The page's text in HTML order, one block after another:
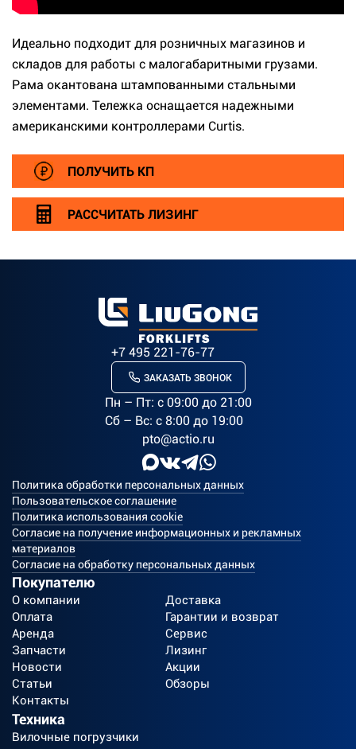
Идеально подходит для розничных магазинов и
складов для работы с малогабаритными грузами.
Рама окантована штампованными стальными
элементами. Тележка оснащается надежными
американскими контроллерами Curtis.
ПОЛУЧИТЬ КП
РАССЧИТАТЬ ЛИЗИНГ
+7 495 221-76-77
ЗАКАЗАТЬ ЗВОНОК
Пн – Пт: c 09:00 до 21:00
Сб – Вс: с 8:00 до 19:00
pto@actio.ru
Политика обработки персональных данных
Пользовательское соглашение
Политика использования cookie
Согласие на получение информационных и рекламных
материалов
Согласие на обработку персональных данных
Покупателю
О компании
Доставка
Оплата
Гарантии и возврат
Аренда
Сервис
Запчасти
Лизинг
Новости
Акции
Статьи
Обзоры
Контакты
Техника
Вилочные погрузчики